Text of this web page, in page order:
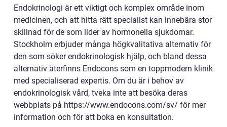
Endokrinologi är ett viktigt och komplex område inom
medicinen, och att hitta rätt specialist kan innebära stor
skillnad för de som lider av hormonella sjukdomar.
Stockholm erbjuder många högkvalitativa alternativ för
den som söker endokrinologisk hjälp, och bland dessa
alternativ återfinns Endocons som en toppmodern klinik
med specialiserad expertis. Om du är i behov av
endokrinologisk vård, tveka inte att besöka deras
webbplats på https://www.endocons.com/sv/ för mer
information och för att boka en konsultation.